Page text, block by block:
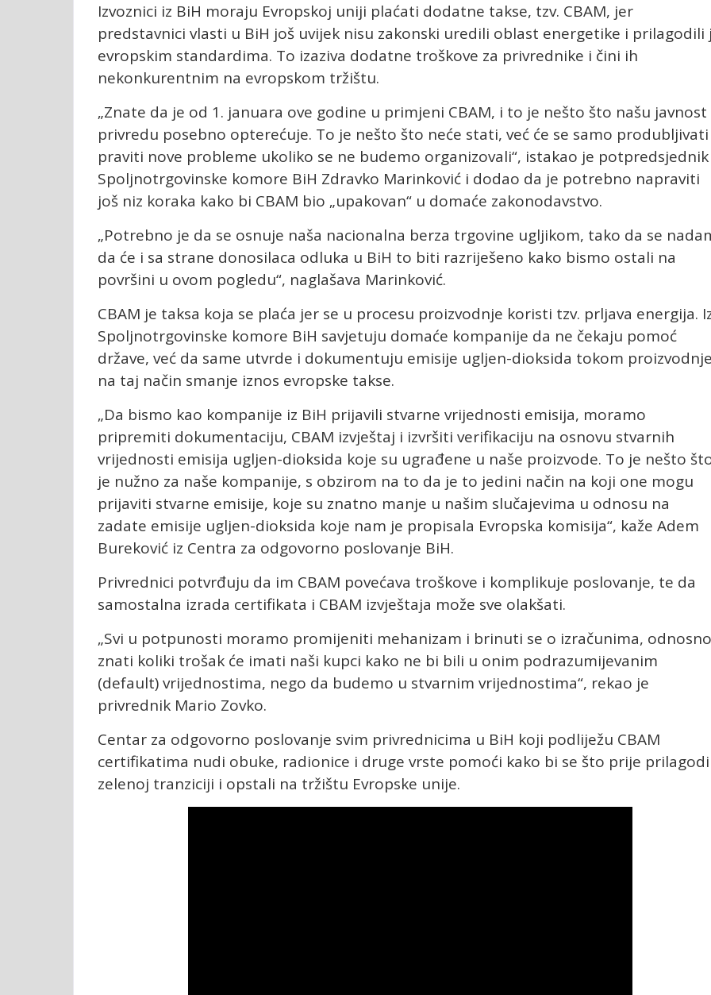
Izvoznici iz BiH moraju Evropskoj uniji plaćati dodatne takse, tzv. CBAM, jer
predstavnici vlasti u BiH još uvijek nisu zakonski uredili oblast energetike i prilagodili
evropskim standardima. To izaziva dodatne troškove za privrednike i čini ih
nekonkurentnim na evropskom tržištu.
„Znate da je od 1. januara ove godine u primjeni CBAM, i to je nešto što našu javnost
privredu posebno opterećuje. To je nešto što neće stati, već će se samo
praviti nove probleme ukoliko se ne budemo organizovali“, istakao je potpredsjednik
Spoljnotrgovinske komore BiH Zdravko Marinković i dodao da je potrebno napraviti
još niz koraka kako bi CBAM bio „upakovan“ u domaće zakonodavstvo.
„Potrebno je da se osnuje naša nacionalna berza trgovine ugljikom, tako da se
da će i sa strane donosilaca odluka u BiH to biti razriješeno kako bismo ostali na
površini u ovom pogledu“, naglašava Marinković.
CBAM je taksa koja se plaća jer se u procesu proizvodnje koristi tzv. prljava energija.
Spoljnotrgovinske komore BiH savjetuju domaće kompanije da ne čekaju pomoć
države, već da same utvrde i dokumentuju emisije ugljen-dioksida tokom
na taj način smanje iznos evropske takse.
„Da bismo kao kompanije iz BiH prijavili stvarne vrijednosti emisija, moramo
pripremiti dokumentaciju, CBAM izvještaj i izvršiti verifikaciju na osnovu stvarnih
vrijednosti emisija ugljen-dioksida koje su ugrađene u naše proizvode. To je nešto
je nužno za naše kompanije, s obzirom na to da je to jedini način na koji one mogu
prijaviti stvarne emisije, koje su znatno manje u našim slučajevima u odnosu na
zadate emisije ugljen-dioksida koje nam je propisala Evropska komisija“, kaže Adem
Bureković iz Centra za odgovorno poslovanje BiH.
Privrednici potvrđuju da im CBAM povećava troškove i komplikuje poslovanje, te da
samostalna izrada certifikata i CBAM izvještaja može sve olakšati.
„Svi u potpunosti moramo promijeniti mehanizam i brinuti se o izračunima, odnosno
znati koliki trošak će imati naši kupci kako ne bi bili u onim podrazumijevanim
(default) vrijednostima, nego da budemo u stvarnim vrijednostima“, rekao je
privrednik Mario Zovko.
Centar za odgovorno poslovanje svim privrednicima u BiH koji podliježu CBAM
certifikatima nudi obuke, radionice i druge vrste pomoći kako bi se što prije
zelenoj tranziciji i opstali na tržištu Evropske unije.